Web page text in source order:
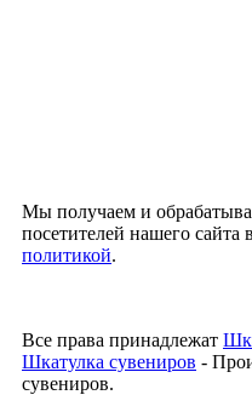
Мы получаем и
посетителей нашего сайта
политикой.
Все права принадлежат
Шкатулка сувениров -
сувениров.